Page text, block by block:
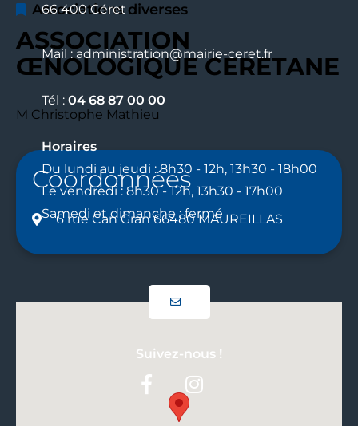
Associations diverses
ASSOCIATION
ŒNOLOGIQUE CERETANE
M Christophe Mathieu
Coordonnées
6 rue Can Gran 66480 MAUREILLAS
66 400 Céret
Mail : administration@mairie-ceret.fr
Tél : 04 68 87 00 00
Horaires
Du lundi au jeudi : 8h30 - 12h, 13h30 - 18h00
Le vendredi : 8h30 - 12h, 13h30 - 17h00
Samedi et dimanche : fermé
Suivez-nous !
Facebook